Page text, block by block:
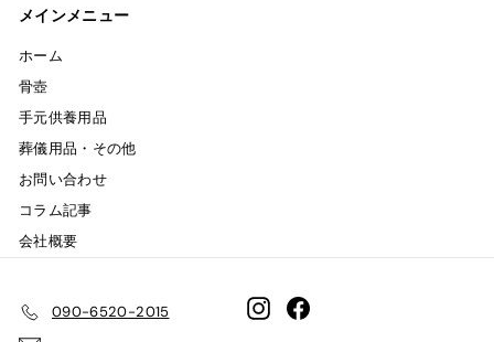
メインメニュー
ホーム
骨壺
手元供養用品
葬儀用品・その他
お問い合わせ
コラム記事
会社概要
090-6520-2015 InstagramFacebook